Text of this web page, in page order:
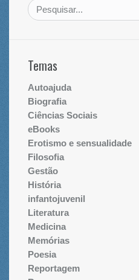
Temas
Autoajuda
Biografia
Ciências Sociais
eBooks
Erotismo e sensualidade
Filosofia
Gestão
História
infantojuvenil
Literatura
Medicina
Memórias
Poesia
Reportagem